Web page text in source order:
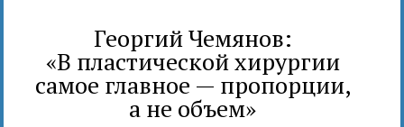
Георгий Чемянов:
«В пластической хирургии
самое главное — пропорции,
а не объем»